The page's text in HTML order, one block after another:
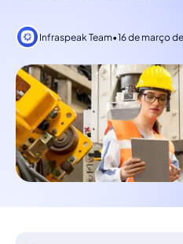
Infraspeak Team•16 de março